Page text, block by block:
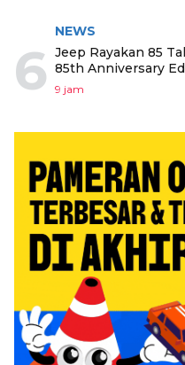
6
NEWS
Jeep Rayakan 85
85th Anniversary
9 jam